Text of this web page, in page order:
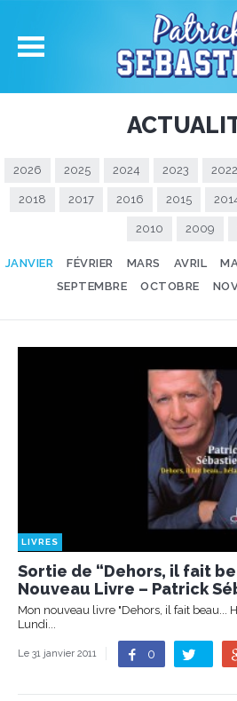
2026 2025 2024 2023 2022
2018 2017 2016 2015
2010 2009
JANVIER FÉVRIER MARS AVRIL
SEPTEMBRE
OCTOBRE
LIVRES
Sortie de “Dehors, il fait
Nouveau Livre – Patrick
Mon nouveau livre "Dehors, il fait beau...
Lundi...
Le 31 janvier 2011 0